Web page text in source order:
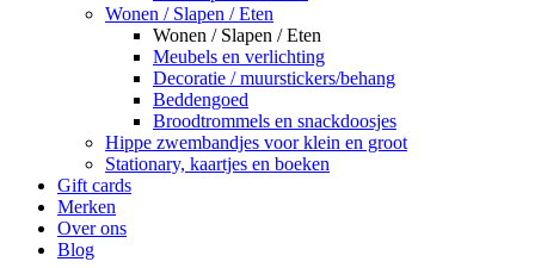
Wonen / Slapen / Eten
Wonen / Slapen / Eten
Meubels en verlichting
Decoratie / muurstickers/behang
Beddengoed
Broodtrommels en snackdoosjes
Hippe zwembandjes voor klein en groot
Stationary, kaartjes en boeken
Gift cards
Merken
Over ons
Blog